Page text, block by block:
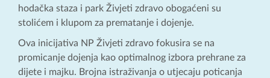
hodačka staza i park Živjeti zdravo obogaćeni su
stolićem i klupom za prematanje i dojenje.
Ova inicijativa NP Živjeti zdravo fokusira se na
promicanje dojenja kao optimalnog izbora prehrane za
dijete i majku. Brojna istraživanja o utjecaju poticanja